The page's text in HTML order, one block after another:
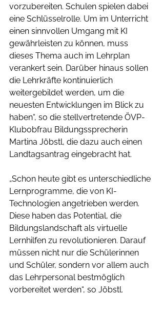
vorzubereiten. Schulen spielen dabei
eine Schlüsselrolle. Um im Unterricht
einen sinnvollen Umgang mit KI
gewährleisten zu können, muss
dieses Thema auch im Lehrplan
verankert sein. Darüber hinaus sollen
die Lehrkräfte kontinuierlich
weitergebildet werden, um die
neuesten Entwicklungen im Blick zu
haben“, so die stellvertretende ÖVP-
Klubobfrau Bildungssprecherin
Martina Jöbstl, die dazu auch einen
Landtagsantrag eingebracht hat.
„Schon heute gibt es unterschiedliche
Lernprogramme, die von KI-
Technologien angetrieben werden.
Diese haben das Potential, die
Bildungslandschaft als virtuelle
Lernhilfen zu revolutionieren. Darauf
müssen nicht nur die Schülerinnen
und Schüler, sondern vor allem auch
das Lehrpersonal bestmöglich
vorbereitet werden“, so Jöbstl.